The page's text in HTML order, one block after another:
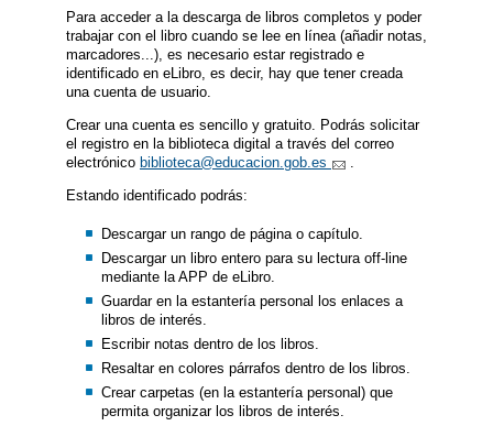
Para acceder a la descarga de libros completos y poder
trabajar con el libro cuando se lee en línea (añadir notas,
marcadores...), es necesario estar registrado e
identificado en eLibro, es decir, hay que tener creada
una cuenta de usuario.
Crear una cuenta es sencillo y gratuito. Podrás solicitar
el registro en la biblioteca digital a través del correo
electrónico biblioteca@educacion.gob.es
.
Estando identificado podrás:
Descargar un rango de página o capítulo.
Descargar un libro entero para su lectura off-line
mediante la APP de eLibro.
Guardar en la estantería personal los enlaces a
libros de interés.
Escribir notas dentro de los libros.
Resaltar en colores párrafos dentro de los libros.
Crear carpetas (en la estantería personal) que
permita organizar los libros de interés.